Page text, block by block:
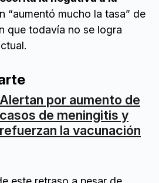
“aumentó mucho la tasa” de
que todavía no se logra
Alertan por aumento de
casos de meningitis y
refuerzan la vacunación